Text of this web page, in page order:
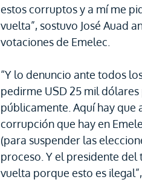
estos corruptos y a mí me
vuelta”, sostuvo José Auad
votaciones de Emelec.
“Y lo denuncio ante todos
pedirme USD 25 mil
públicamente. Aquí hay que
corrupción que hay en
(para suspender las
proceso. Y el presidente
vuelta porque esto es